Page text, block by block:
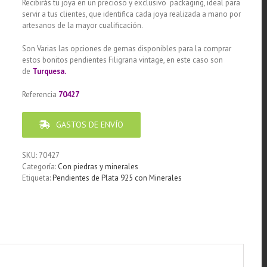
Recibirás tu joya en un precioso y exclusivo packaging, ideal para
servir a tus clientes, que identifica cada joya realizada a mano por
artesanos de la mayor cualificación.
Son Varias las opciones de gemas disponibles para la comprar
estos bonitos pendientes Filigrana vintage, en este caso son
de Turquesa.
Referencia 70427
GASTOS DE ENVÍO
SKU: 70427
Categoría: Con piedras y minerales
Etiqueta:Pendientes de Plata 925 con Minerales